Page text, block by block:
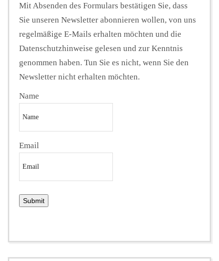
Mit Absenden des Formulars bestätigen Sie, dass
Sie unseren Newsletter abonnieren wollen, von uns
regelmäßige E-Mails erhalten möchten und die
Datenschutzhinweise gelesen und zur Kenntnis
genommen haben. Tun Sie es nicht, wenn Sie den
Newsletter nicht erhalten möchten.
Name
Email